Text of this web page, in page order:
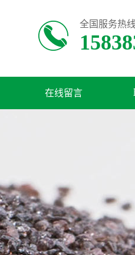
全国服务热线
在线留言